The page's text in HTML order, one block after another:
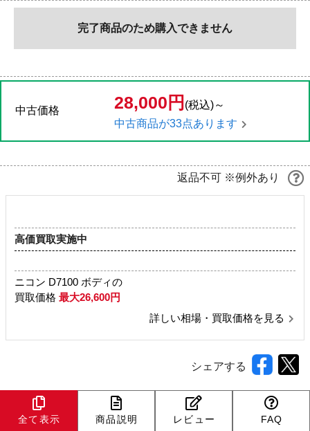
完了商品のため購入できません
中古価格 28,000円 (税込)～
中古商品が33点あります
返品不可 ※例外あり
高価買取実施中
ニコン D7100 ボディの
買取価格 最大26,600円
詳しい相場・買取価格を見る
シェアする
全て表示 商品説明 レビュー FAQ